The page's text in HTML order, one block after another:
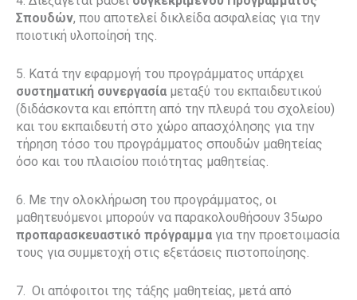
Σπουδών, που αποτελεί δικλείδα ασφαλείας για την
ποιοτική υλοποίησή της.
5. Κατά την εφαρμογή του προγράμματος υπάρχει
συστηματική συνεργασία μεταξύ του εκπαιδευτικού
(διδάσκοντα και επόπτη από την πλευρά του σχολείου)
και του εκπαιδευτή στο χώρο απασχόλησης για την
τήρηση τόσο του προγράμματος σπουδών μαθητείας
όσο και του πλαισίου ποιότητας μαθητείας.
6. Με την ολοκλήρωση του προγράμματος, οι
μαθητευόμενοι μπορούν να παρακολουθήσουν 35ωρο
προπαρασκευαστικό πρόγραμμα για την προετοιμασία
τους για συμμετοχή στις εξετάσεις πιστοποίησης.
7. Οι απόφοιτοι της τάξης μαθητείας, μετά από